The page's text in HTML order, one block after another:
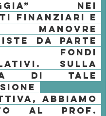
finanziari
e
manovre
da parte
fondi
Sulla
di tale
abbiamo